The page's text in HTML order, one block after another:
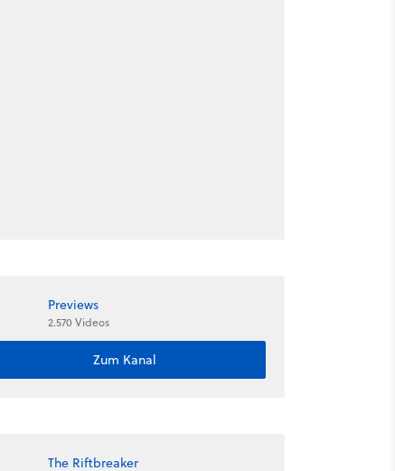
Previews
2.570 Videos
Zum Kanal
The Riftbreaker